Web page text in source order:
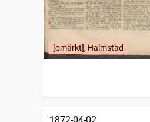
[omärkt], Halmstad